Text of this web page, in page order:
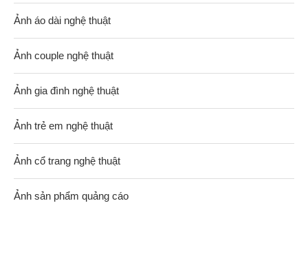
Ảnh áo dài nghệ thuật
Ảnh couple nghệ thuật
Ảnh gia đình nghệ thuật
Ảnh trẻ em nghệ thuật
Ảnh cổ trang nghệ thuật
Ảnh sản phẩm quảng cáo